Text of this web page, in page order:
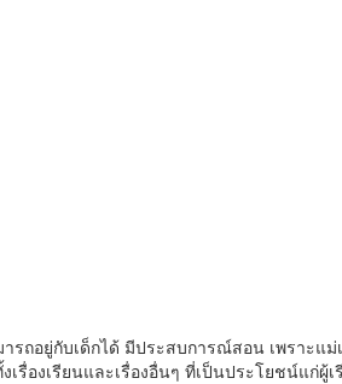
รถอยู่กับเด็กได้ มีประสบการณ์สอน เพราะ
รื่องเรียนและเรื่องอื่นๆ ที่เป็นประโยชน์แก่ผู้